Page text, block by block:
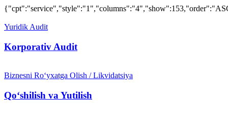
Yuridik Audit
Korporativ Audit
Biznesni Ro‘yxatga Olish / Likvidatsiya
Qo‘shilish va Yutilish